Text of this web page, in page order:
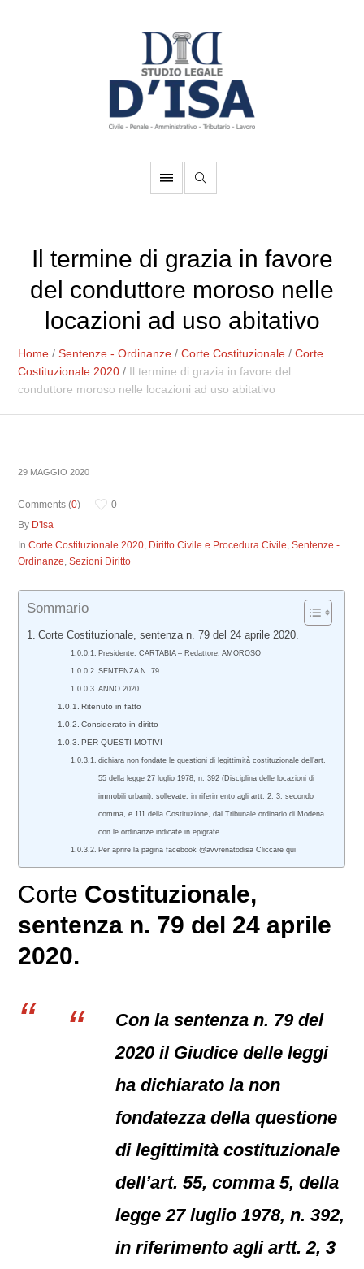
Il termine di grazia in favore
del conduttore moroso nelle
locazioni ad uso abitativo
Home /Sentenze - Ordinanze /Corte Costituzionale /Corte
Costituzionale 2020 / Il termine di grazia in favore del
conduttore moroso nelle locazioni ad uso abitativo
29 MAGGIO 2020
Comments (0)
0
By D'Isa
InCorte Costituzionale 2020, Diritto Civile e Procedura Civile,Sentenze -
Ordinanze,Sezioni Diritto
Sommario
Corte Costituzionale, sentenza n. 79 del 24 aprile 2020.
Presidente: CARTABIA – Redattore: AMOROSO
SENTENZA N. 79
ANNO 2020
Ritenuto in fatto
Considerato in diritto
PER QUESTI MOTIVI
dichiara non fondate le questioni di legittimità costituzionale dell’art.
55 della legge 27 luglio 1978, n. 392 (Disciplina delle locazioni di
immobili urbani), sollevate, in riferimento agli artt. 2, 3, secondo
comma, e 111 della Costituzione, dal Tribunale ordinario di Modena
con le ordinanze indicate in epigrafe.
Per aprire la pagina facebook @avvrenatodisa Cliccare qui
Corte Costituzionale,
sentenza n. 79 del 24 aprile
2020.
Con la sentenza n. 79 del
2020 il Giudice delle leggi
ha dichiarato la non
fondatezza della questione
di legittimità costituzionale
dell’art. 55, comma 5, della
legge 27 luglio 1978, n. 392,
in riferimento agli artt. 2, 3